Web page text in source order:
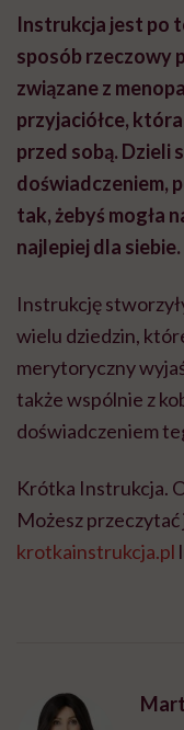
Instrukcja jest po
sposób rzeczowy
związane z
przyjaciółce,
przed sobą. Dzieli
doświadczeniem,
tak, żebyś mogła
najlepiej dla siebie.
Instrukcję
wielu dziedzin,
merytoryczny
także wspólnie z
doświadczeniem
Krótka Instrukcja.
Możesz
krotkainstrukcja.pl